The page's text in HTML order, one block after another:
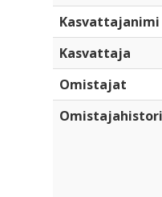
Kasvattajanimi
Kasvattaja
Omistajat